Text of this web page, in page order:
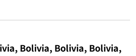
Bolivia, Bolivia, Bolivia,